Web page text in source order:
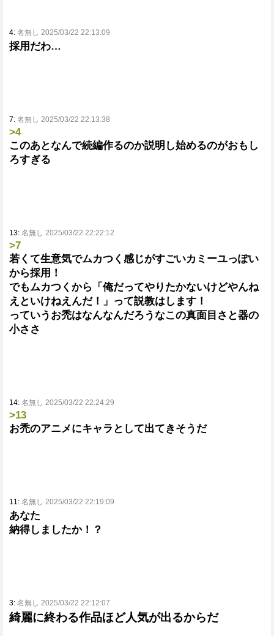
4: 名無し 2025/03/22 22:13:09
採用だわ…
7: 名無し 2025/03/22 22:13:38
>4
このあとなんで続編作るのか説明し始めるのがおもし
ろすぎる
13: 名無し 2025/03/22 22:22:12
>7
若くて生意気でムカつく感じがすごいカミーユっぽい
から採用！
でもムカつくから「俺だってやりたかないけどやんね
えといけねえんだ！」って説教はします！
っていうお禿はなんなんだろうなこの真面目さと器の
小ささ
14: 名無し 2025/03/22 22:24:29
>13
お禿のアニメにキャラとして出てきそうだ
11: 名無し 2025/03/22 22:19:09
あなた
納得しましたか！？
3: 名無し 2025/03/22 22:12:07
綺麗に終わる作品ほど人気が出るからだ